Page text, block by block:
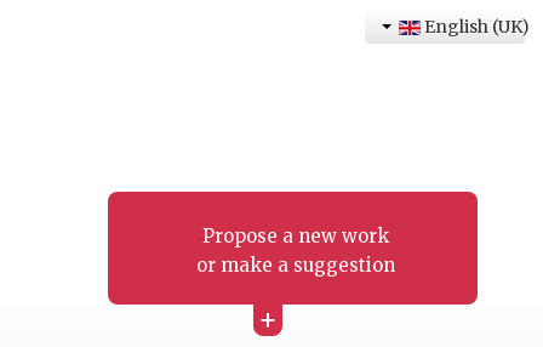
Propose a new work
or make a suggestion
+
English (UK)